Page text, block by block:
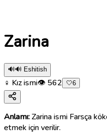
Zarina
🔊🔊 Eshitish
♀ Kız ismi👁 562 🤍6
Anlamı:Zarina ismi Farsça
etmek için verilir.